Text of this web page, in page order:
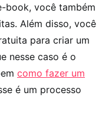
book, você também
Além disso, você
para criar um
nesse caso é o
como fazer um
é um processo